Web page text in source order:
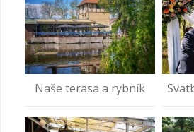
Naše terasa a rybník